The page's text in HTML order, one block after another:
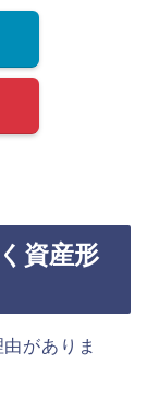
資産形
がありま